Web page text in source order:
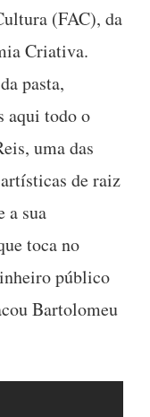
(FAC), da
Criativa.
pasta,
aqui todo o
uma das
de raiz
a sua
toca no
público
Bartolomeu